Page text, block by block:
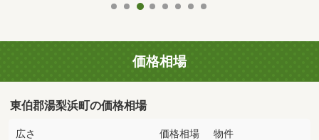
価格相場
東伯郡湯梨浜町の価格相場
広さ 価格相場 物件